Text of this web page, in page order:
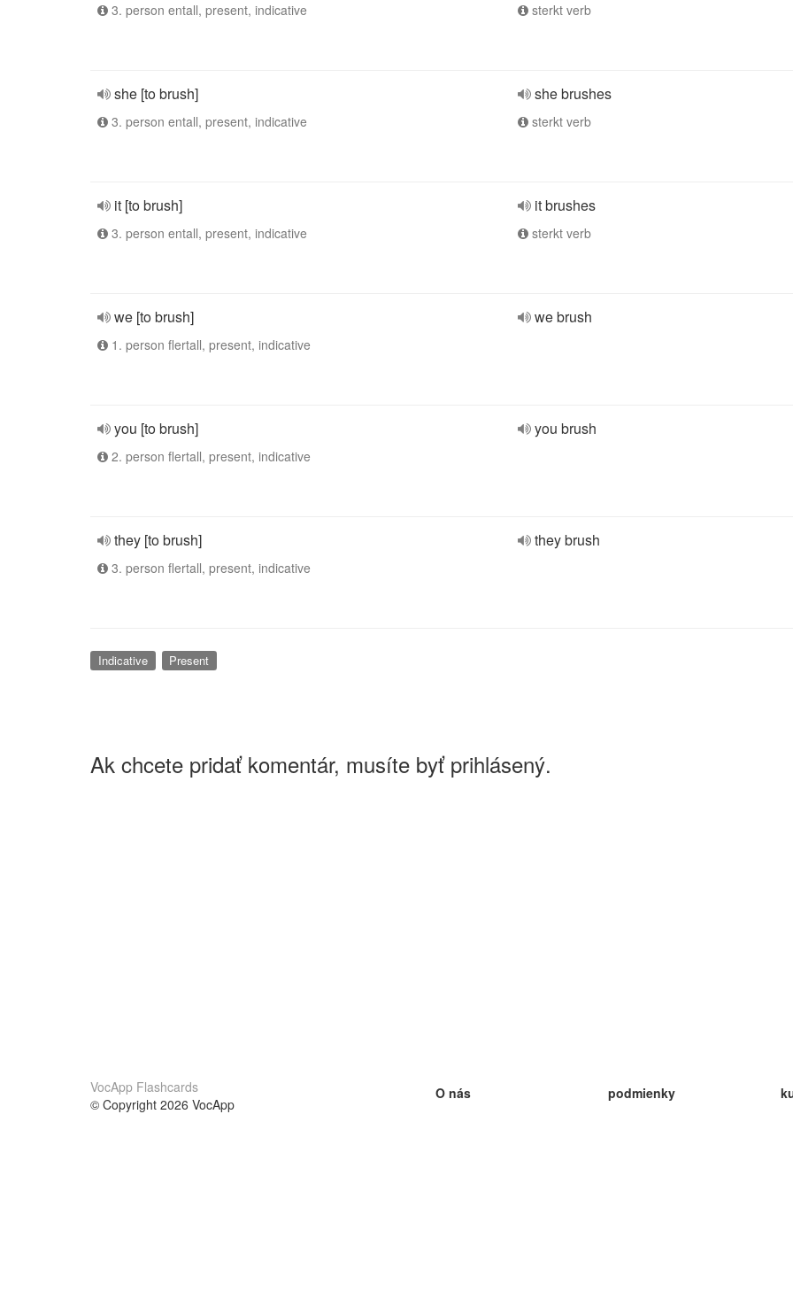
3. person entall, present, indicative sterkt verb
she [to brush]
3. person entall, present, indicative
she brushes
sterkt verb
it [to brush]
3. person entall, present, indicative
it brushes
sterkt verb
we [to brush]
1. person flertall, present, indicative
we brush
you [to brush]
2. person flertall, present, indicative
you brush
they [to brush]
3. person flertall, present, indicative
they brush
Indicative Present
Ak chcete pridať komentár, musíte byť prihlásený.
VocApp Flashcards
© Copyright 2026 VocApp
O nás
podmienky